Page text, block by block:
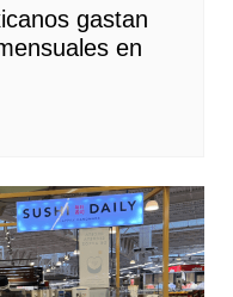
gastan
en